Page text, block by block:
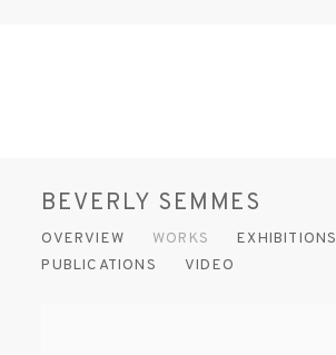
BEVERLY SEMMES
OVERVIEW WORKS EXHIBITIONS
PUBLICATIONS
VIDEO